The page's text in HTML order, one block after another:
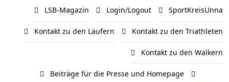
LSB-Magazin Login/Logout SportKreisUnna
Kontakt zu den Läufern Kontakt zu den Triathleten
Kontakt zu den Walkern
Beiträge für die Presse und Homepage